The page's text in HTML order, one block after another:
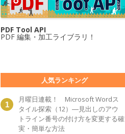
PDF Tool API
PDF 編集・加工ライブラリ！
人気ランキング
月曜日連載！ Microsoft Wordス
タイル探索（12）―見出しのアウ
トライン番号の付け方を変更する確
実・簡単な方法